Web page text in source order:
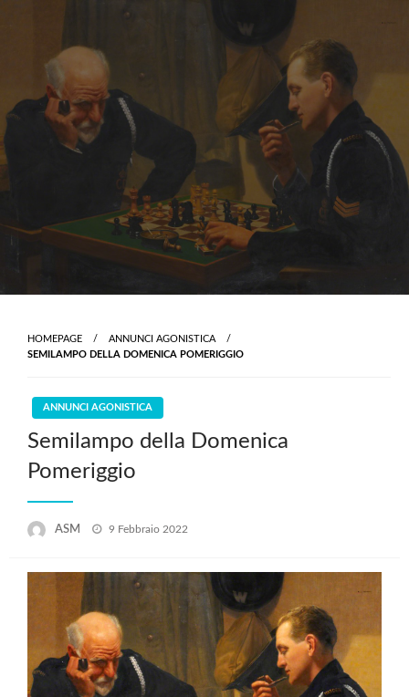
HOMEPAGE
ANNUNCI AGONISTICA
SEMILAMPO DELLA DOMENICA POMERIGGIO
ANNUNCI AGONISTICA
Semilampo della Domenica
Pomeriggio
ASM
Posted
9 Febbraio 2022